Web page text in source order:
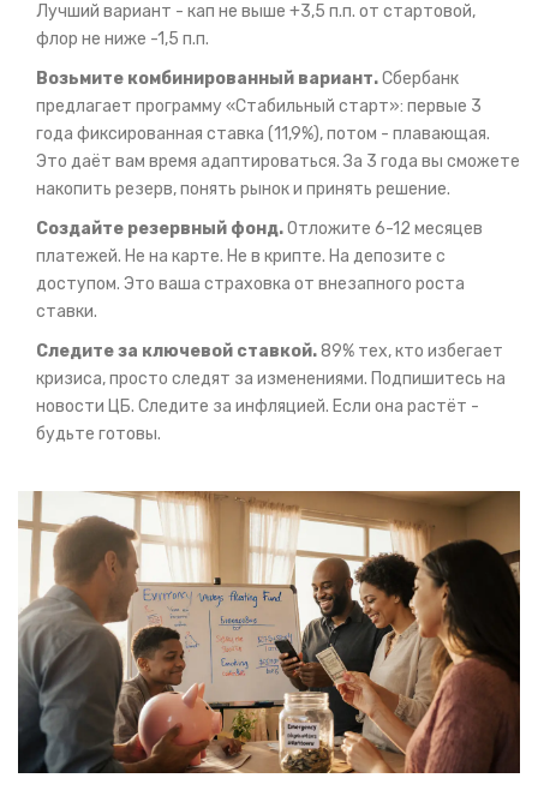
Лучший вариант - кап не выше +3,5 п.п. от стартовой,
флор не ниже -1,5 п.п.
Возьмите комбинированный вариант.Сбербанк
предлагает программу «Стабильный старт»: первые 3
года фиксированная ставка (11,9%), потом - плавающая.
Это даёт вам время адаптироваться. За 3 года вы сможете
накопить резерв, понять рынок и принять решение.
Создайте резервный фонд.Отложите 6-12 месяцев
платежей. Не на карте. Не в крипте. На депозите с
доступом. Это ваша страховка от внезапного роста
ставки.
Следите за ключевой ставкой.89% тех, кто избегает
кризиса, просто следят за изменениями. Подпишитесь на
новости ЦБ. Следите за инфляцией. Если она растёт -
будьте готовы.